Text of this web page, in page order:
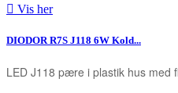
 Vis her
DIODOR R7S J118 6W Kold...
LED J118 pære i plastik hus med